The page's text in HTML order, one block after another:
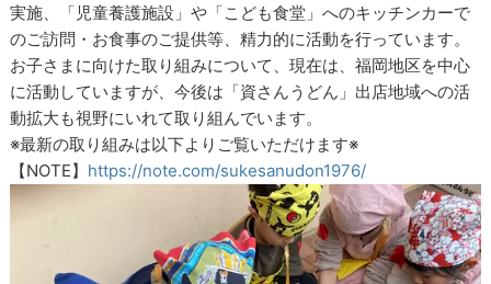
実施、「児童養護施設」や「こども食堂」へのキッチンカーで
のご訪問・お食事のご提供等、精力的に活動を行っています。
お子さまに向けた取り組みについて、現在は、福岡地区を中心
に活動していますが、今後は「資さんうどん」出店地域への活
動拡大も視野にいれて取り組んでいます。
※最新の取り組みは以下よりご覧いただけます※
【NOTE】 https://note.com/sukesanudon1976/